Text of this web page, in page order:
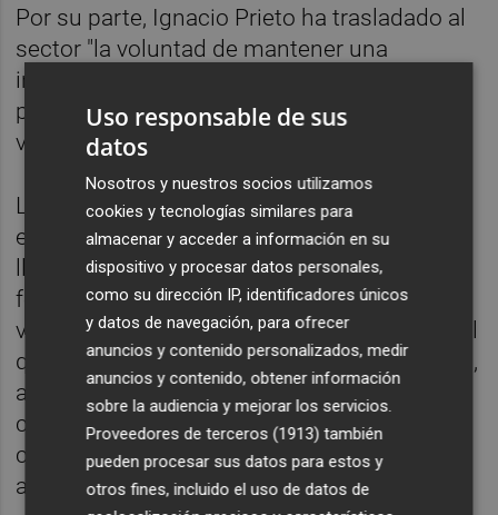
Por su parte, Ignacio Prieto ha trasladado al
sector "la voluntad de mantener una
interlocución permanente con los
profesionales y empresas editoriales
valencianas".
La participación de la Generalitat en este
encuentro se enmarca en las actuaciones
llevadas a cabo por la Conselleria para
fortalecer las industrias culturales
valencianas y consolidar una política cultural
que apoye simultáneamente a los creadores,
a las empresas culturales y al acceso de la
ciudadanía a una oferta cultural diversa y de
calidad, explica la administración
autonómica en un comunicado.
Uso responsable de sus
datos
Nosotros y nuestros socios utilizamos
cookies y tecnologías similares para
almacenar y acceder a información en su
dispositivo y procesar datos personales,
como su dirección IP, identificadores únicos
y datos de navegación, para ofrecer
anuncios y contenido personalizados, medir
anuncios y contenido, obtener información
sobre la audiencia y mejorar los servicios.
Proveedores de terceros (1913) también
pueden procesar sus datos para estos y
otros fines, incluido el uso de datos de